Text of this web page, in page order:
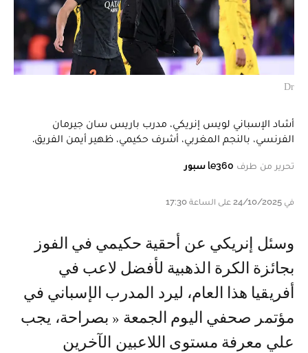
Dr
أشاد الإسباني لويس إنريكي، مدرب باريس سان جيرمان
الفرنسي، بالنجم المغربي، أشرف حكيمي، ظهير أيمن الفريق.
تحرير من طرف le360 سبور
في 24/10/2025 على الساعة 17:30
وسئل إنريكي عن أحقية حكيمي في الفوز
بجائزة الكرة الذهبية لأفضل لاعب في
أفريقيا هذا العام، ليرد المدرب الإسباني في
مؤتمر صحفي اليوم الجمعة « بصراحة، يجب
علي معرفة مستوى اللاعبين الآخرين